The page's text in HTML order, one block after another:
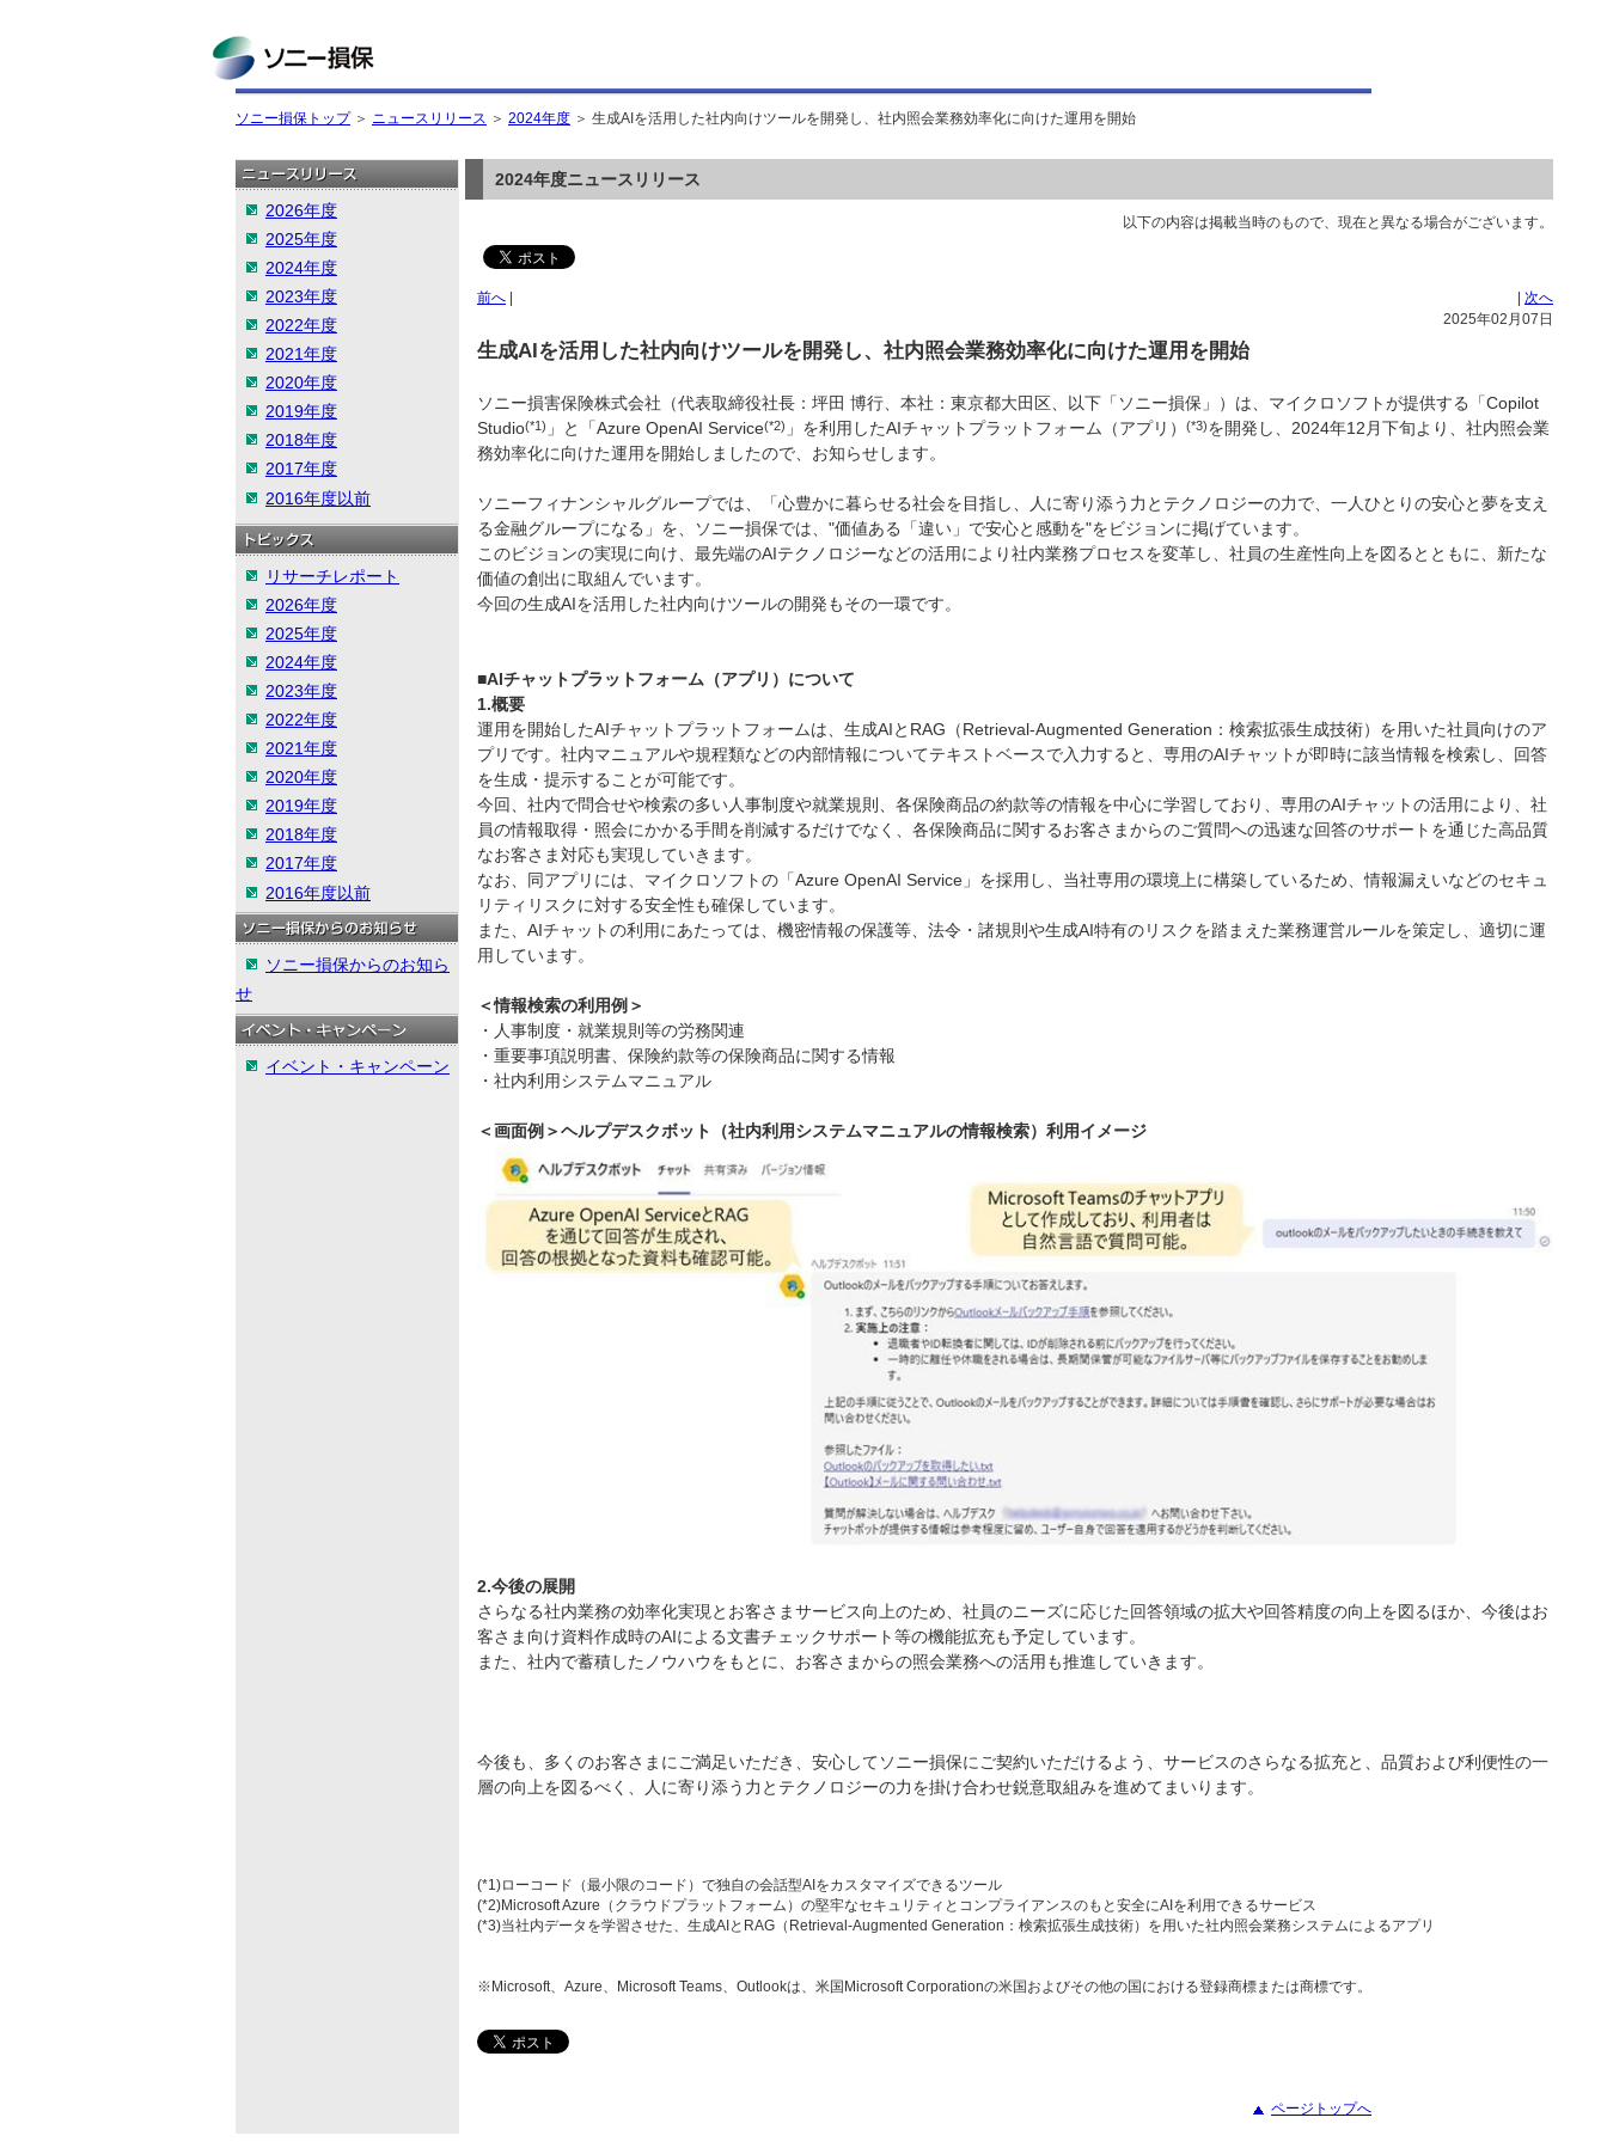
ソニー損保トップ＞ ニュースリリース ＞ 2024年度 ＞ 生成AIを活用した社内向けツールを開発し、社内照会業務効率化に向けた運用を開始
2026年度
2025年度
2024年度
2023年度
2022年度
2021年度
2020年度
2019年度
2018年度
2017年度
2016年度以前
リサーチレポート
2026年度
2025年度
2024年度
2023年度
2022年度
2021年度
2020年度
2019年度
2018年度
2017年度
2016年度以前
ソニー損保からのお知ら
せ
イベント・キャンペーン
2024年度ニュースリリース
以下の内容は掲載当時のもので、現在と異なる場合がございます。
前へ
次へ
2025年02月07日
生成AIを活用した社内向けツールを開発し、社内照会業務効率化に向けた運用を開始
ソニー損害保険株式会社（代表取締役社長：坪田 博行、本社：東京都大田区、以下「ソニー損保」）は、マイクロソフトが提供する「Copilot
Studio(*1) 」と「Azure OpenAI Service(*2) 」を利用したAIチャットプラットフォーム（アプリ） (*3)を開発し、2024年12月下旬より、社内照会業
務効率化に向けた運用を開始しましたので、お知らせします。
ソニーフィナンシャルグループでは、「心豊かに暮らせる社会を目指し、人に寄り添う力とテクノロジーの力で、一人ひとりの安心と夢を支え
る金融グループになる」を、ソニー損保では、"価値ある「違い」で安心と感動を"をビジョンに掲げています。
このビジョンの実現に向け、最先端のAIテクノロジーなどの活用により社内業務プロセスを変革し、社員の生産性向上を図るとともに、新たな
価値の創出に取組んでいます。
今回の生成AIを活用した社内向けツールの開発もその一環です。
■AIチャットプラットフォーム（アプリ）について
1.概要
運用を開始したAIチャットプラットフォームは、生成AIとRAG（Retrieval-Augmented Generation：検索拡張生成技術）を用いた社員向けのア
プリです。社内マニュアルや規程類などの内部情報についてテキストベースで入力すると、専用のAIチャットが即時に該当情報を検索し、回答
を生成・提示することが可能です。
今回、社内で問合せや検索の多い人事制度や就業規則、各保険商品の約款等の情報を中心に学習しており、専用のAIチャットの活用により、社
員の情報取得・照会にかかる手間を削減するだけでなく、各保険商品に関するお客さまからのご質問への迅速な回答のサポートを通じた高品質
なお客さま対応も実現していきます。
なお、同アプリには、マイクロソフトの「Azure OpenAI Service」を採用し、当社専用の環境上に構築しているため、情報漏えいなどのセキュ
リティリスクに対する安全性も確保しています。
また、AIチャットの利用にあたっては、機密情報の保護等、法令・諸規則や生成AI特有のリスクを踏まえた業務運営ルールを策定し、適切に運
用しています。
＜情報検索の利用例＞
・人事制度・就業規則等の労務関連
・重要事項説明書、保険約款等の保険商品に関する情報
・社内利用システムマニュアル
＜画面例＞ヘルプデスクボット（社内利用システムマニュアルの情報検索）利用イメージ
2.今後の展開
さらなる社内業務の効率化実現とお客さまサービス向上のため、社員のニーズに応じた回答領域の拡大や回答精度の向上を図るほか、今後はお
客さま向け資料作成時のAIによる文書チェックサポート等の機能拡充も予定しています。
また、社内で蓄積したノウハウをもとに、お客さまからの照会業務への活用も推進していきます。
今後も、多くのお客さまにご満足いただき、安心してソニー損保にご契約いただけるよう、サービスのさらなる拡充と、品質および利便性の一
層の向上を図るべく、人に寄り添う力とテクノロジーの力を掛け合わせ鋭意取組みを進めてまいります。
(*1)ローコード（最小限のコード）で独自の会話型AIをカスタマイズできるツール
(*2)Microsoft Azure（クラウドプラットフォーム）の堅牢なセキュリティとコンプライアンスのもと安全にAIを利用できるサービス
(*3)当社内データを学習させた、生成AIとRAG（Retrieval-Augmented Generation：検索拡張生成技術）を用いた社内照会業務システムによるアプリ
※Microsoft、Azure、Microsoft Teams、Outlookは、米国Microsoft Corporationの米国およびその他の国における登録商標または商標です。
ページトップへ